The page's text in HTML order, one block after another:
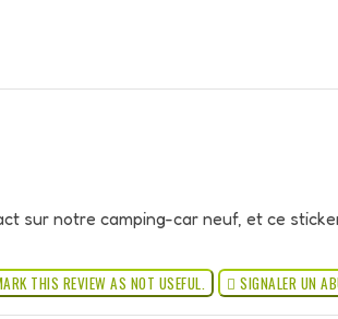
sur notre camping-car neuf, et ce
THIS REVIEW AS NOT USEFUL.  SIGNALER UN